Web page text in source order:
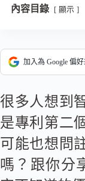
內容目錄 顯示
加入為 Google 偏
很多人想到
是專利第二
可能也想問
嗎？跟你分